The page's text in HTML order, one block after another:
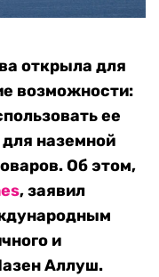
открыла для
возможности:
ее
наземной
Об этом,
, заявил
и
Аллуш.